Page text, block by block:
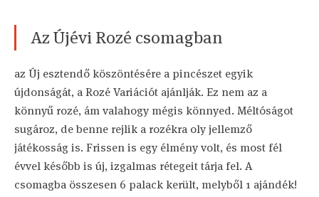
Az Újévi Rozé csomagban
az Új esztendő köszöntésére a pincészet egyik
újdonságát, a Rozé Variációt ajánlják. Ez nem az a
könnyű rozé, ám valahogy mégis könnyed. Méltóságot
sugároz, de benne rejlik a rozékra oly jellemző
játékosság is. Frissen is egy élmény volt, és most fél
évvel később is új, izgalmas rétegeit tárja fel. A
csomagba összesen 6 palack került, melyből 1 ajándék!